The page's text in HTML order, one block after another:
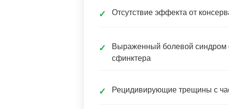
✓ Отсутствие эффекта от
✓
Выраженный болевой синдром
сфинктера
✓ Рецидивирующие трещины с